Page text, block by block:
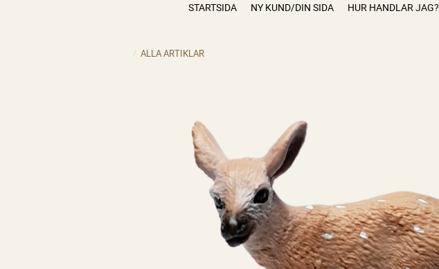
STARTSIDA NY KUND/DIN SIDA HUR HANDLAR JAG?
ALLA ARTIKLAR